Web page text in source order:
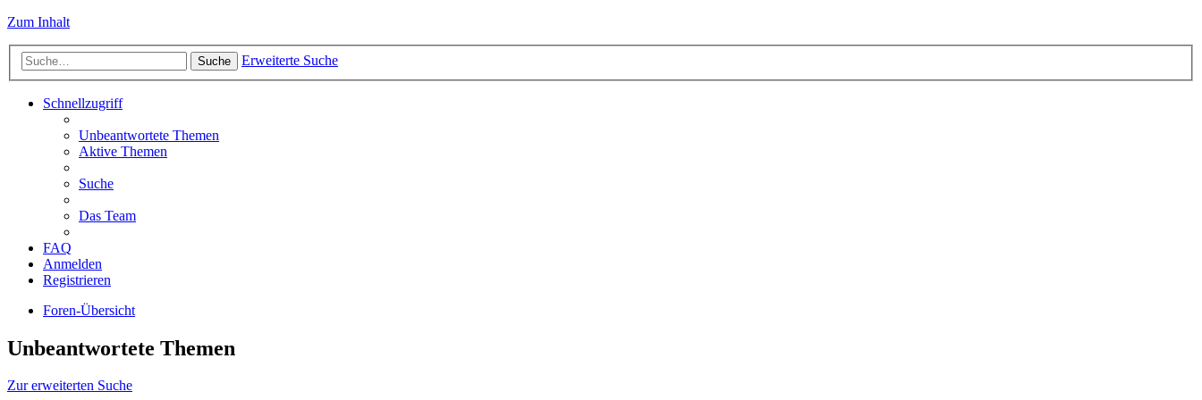
Zum Inhalt
Suche Erweiterte Suche
Schnellzugriff
Unbeantwortete Themen
Aktive Themen
Suche
Das Team
FAQ
Anmelden
Registrieren
Foren-Übersicht
Unbeantwortete Themen
Zur erweiterten Suche